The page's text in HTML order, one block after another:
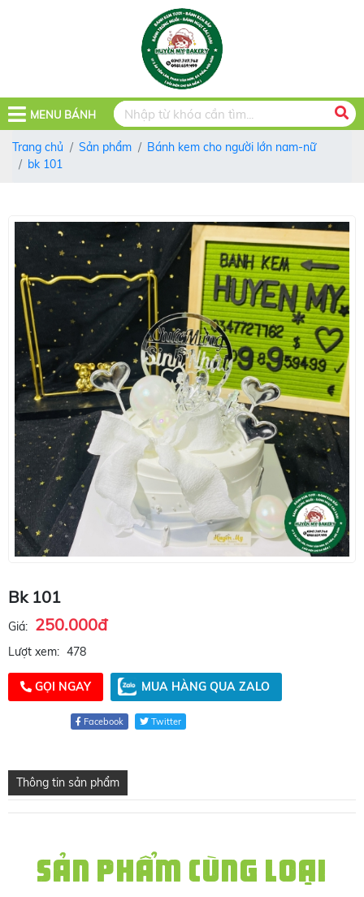
MENU BÁNH
Trang chủ Sản phẩm
Bánh kem cho người lớn nam-nữ
bk 101
Bk 101
Giá: 250.000đ
Lượt xem: 478
GỌI NGAY MUA HÀNG QUA ZALO
Facebook Twitter
Thông tin sản phẩm
SẢN PHẨM CÙNG LOẠI